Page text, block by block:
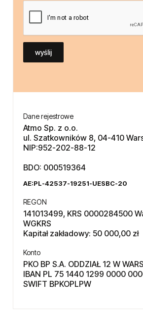
wyślij
Dane rejestrowe
Atmo Sp. z o.o.
ul. Szatkowników 8, 04-410
NIP:952-202-88-12
BDO: 000519364
AE:PL-42537-19251-UESBC-20
REGON
141013499, KRS 0000284500
WGKRS
Kapitał zakładowy: 50 000,00 zł
Konto
PKO BP S.A. ODDZIAŁ 12 W
IBAN PL 75 1440 1299 0000
SWIFT BPKOPLPW